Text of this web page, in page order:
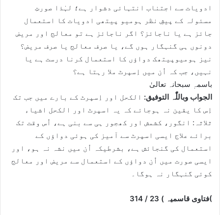
ادویات سے اجتناب انتہائی دشوار ہے؛ لہٰذا صورتِ
مسئولہ کے پیشِ نظر ہومیو پیتھی ادویات کا استعمال
جائز ہے یا ناجائز؟ اگر ناجائز ہے تو معالج اور مریض
دونوں ہی گنہگار ہوں گے، یا صرف معالج یا صرف مریض؟
نیز ہومیوپیتھک دواؤں کا استعمال کرنا درست ہے یا
نہیں، جب کہ اُن میں اِسپرٹ ملا رہتا ہے؟
باسمہٖ سبحانہ تعالیٰ
الجواب وباللّٰہ التوفیق: الکحل اور اِسپرٹ کے بارے میں جب تک
اِس کا یقین نہ ہوجائے کہ یہ اسپرٹ اور الکحل اشیاء
ثلاثہ: انگور، کشمش اور کھجور ہی سے بنی ہے، اُس وقت تک
برائے علاج ایسی اسپرٹ سے آمیز کی ہوئی دواؤں کے
استعمال کی گنجائش ہے، بشرطیکہ اُن میں نشہ نہ ہو، اور
ایسی صورت میں اُن دواؤں کے استعمال سے مریض اور معالج
کوئی گنہگار نہ ہوگا۔
فتاوی قاسمیہ )
/ (